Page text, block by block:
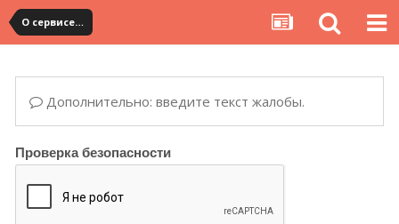
О сервисе, сайте и форуме
Дополнительно: введите текст жалобы.
Проверка безопасности